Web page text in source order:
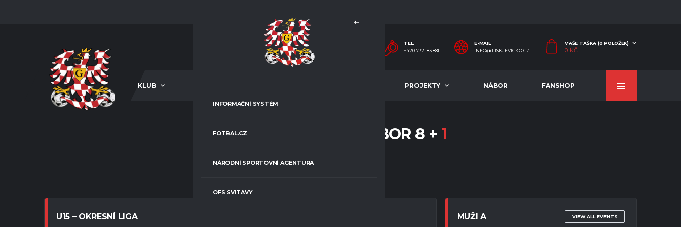
TEL.
+420 732 183 881
E-MAIL
INFO@TJSKJEVICKO.CZ
VAŠE TAŠKA (0 POLOŽEK)
0 KČ
KLUB PROJEKTY NÁBOR FANSHOP
INFORMAČNÍ SYSTÉM
FOTBAL.CZ
NÁRODNÍ SPORTOVNÍ AGENTURA
OFS SVITAVY
U15 – OKRESNÍ PŘEBOR 8 + 1
U15 – OKRESNÍ LIGA MUŽI A VIEW ALL EVENTS